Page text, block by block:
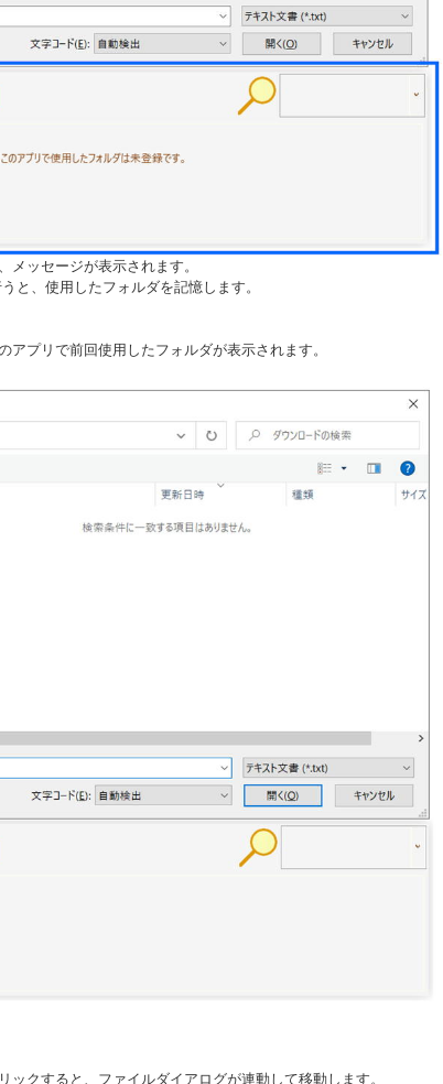
メッセージが表示されます。
と、使用したフォルダを記憶します。
アプリで前回使用したフォルダが表示されます。
ックすると、ファイルダイアログが連動して移動します。